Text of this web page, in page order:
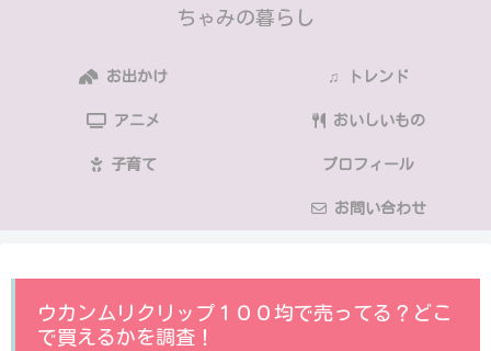
ちゃみの暮らし
お出かけ ♫ トレンド
アニメ おいしいもの
子育て プロフィール
お問い合わせ
ウカンムリクリップ１００均で売ってる？どこ
で買えるかを調査！